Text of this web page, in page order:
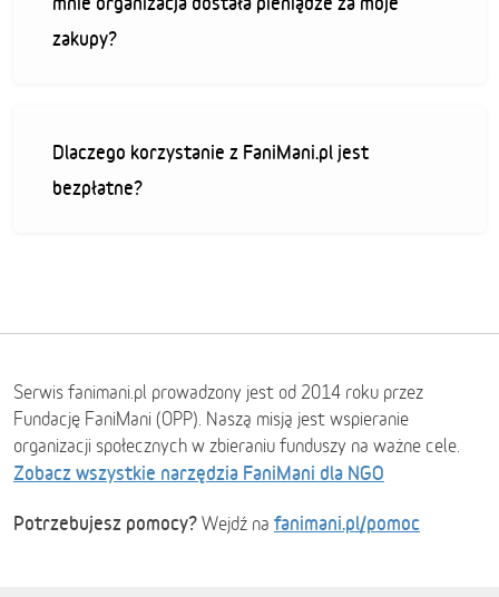
zakupy?
Dlaczego korzystanie z FaniMani.pl jest
bezpłatne?
Serwis fanimani.pl prowadzony jest od 2014 roku przez
Fundację FaniMani (OPP). Naszą misją jest wspieranie
organizacji społecznych w zbieraniu funduszy na ważne cele.
Zobacz wszystkie narzędzia FaniMani dla NGO
Potrzebujesz pomocy? Wejdź na fanimani.pl/pomoc